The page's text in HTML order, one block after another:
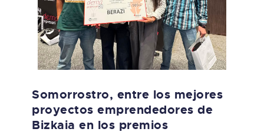
ACCESO AL
EMPLEO
Somorrostro, entre los mejores
proyectos emprendedores de
Bizkaia en los premios